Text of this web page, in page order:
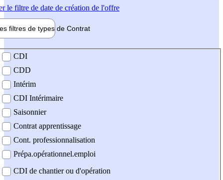
le filtre de date de création de l'offre
filtres de types de Contrat
contrat
CDI
CDD
Intérim
CDI Intérimaire
Saisonnier
Contrat apprentissage
Cont. professionnalisation
Prépa.opérationnel.emploi
CDI de chantier ou d'opération